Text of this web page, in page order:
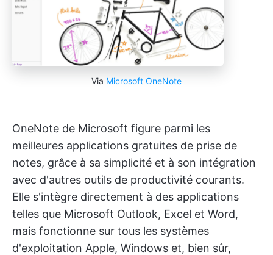
Via Microsoft OneNote
OneNote de Microsoft figure parmi les
meilleures applications gratuites de prise de
notes, grâce à sa simplicité et à son intégration
avec d'autres outils de productivité courants.
Elle s'intègre directement à des applications
telles que Microsoft Outlook, Excel et Word,
mais fonctionne sur tous les systèmes
d'exploitation Apple, Windows et, bien sûr,